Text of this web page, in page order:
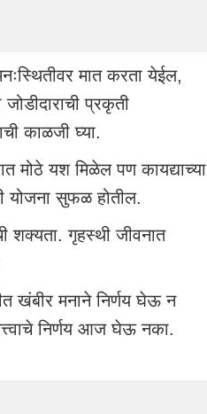
मात करता येईल,
प्रकृती
काळजी घ्या.
मोठे यश मिळेल पण कायद्याच्या
योजना सुफळ होतील.
शक्यता. गृहस्थी जीवनात
खंबीर मनाने निर्णय घेऊ न
निर्णय आज घेऊ नका.